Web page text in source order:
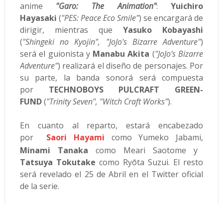
anime "Garo: The Animation":Yuichiro
Hayasaki ("PES: Peace Eco Smile") se encargará de
dirigir, mientras queYasuko Kobayashi
("Shingeki no Kyojin", "JoJo's Bizarre Adventure")
será el guionista y Manabu Akita ("JoJo's Bizarre
Adventure") realizará el diseño de personajes. Por
su parte, la banda sonorá será compuesta
por TECHNOBOYS PULCRAFT GREEN-
FUND("Trinity Seven", "Witch Craft Works").
En cuanto al reparto, estará encabezado
por
Saori Hayami
como Yumeko Jabami,
Minami Tanaka como Meari Saotome y
Tatsuya Tokutake como Ryōta Suzui. El resto
será revelado el 25 de Abril en el Twitter oficial
de la serie.